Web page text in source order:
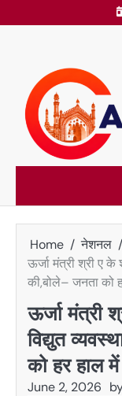
to
Home
नेशनल
ऊर्जा मंत्री श्री ए के
की,बोले– जनता को
ऊर्जा मंत्री
विद्युत
को हर हाल में
June 2, 2026